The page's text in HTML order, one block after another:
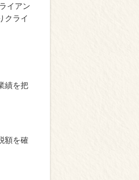
イアン
クライ
績を把
額を確